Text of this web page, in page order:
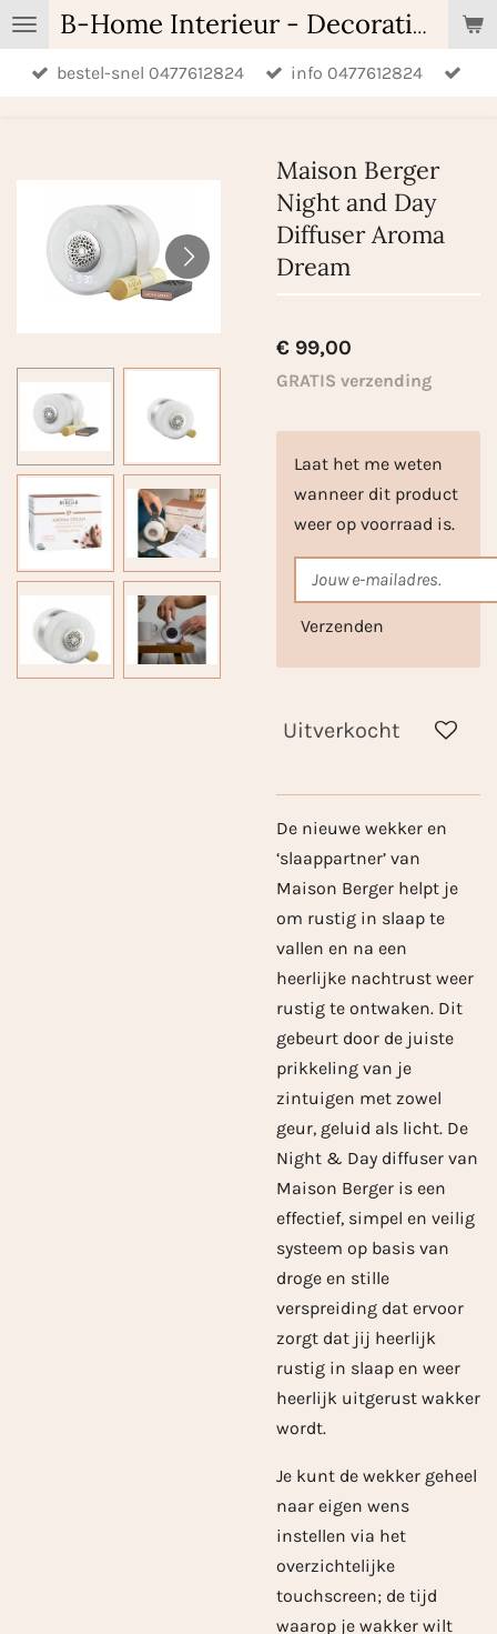
Ga
direct
naar
B-Home Interieur - Decoratie & Geschenken - Geurartikelen
bestel-snel 0477612824 info 0477612824
Maison Berger
Night and Day
Diffuser Aroma
Dream
€ 99,00
GRATIS verzending
Laat het me weten
wanneer dit product
weer op voorraad is.
Verzenden
Uitverkocht
De nieuwe wekker en
‘slaappartner’ van
Maison Berger helpt je
om rustig in slaap te
vallen en na een
heerlijke nachtrust weer
rustig te ontwaken. Dit
gebeurt door de juiste
prikkeling van je
zintuigen met zowel
geur, geluid als licht. De
Night & Day diffuser van
Maison Berger is een
effectief, simpel en veilig
systeem op basis van
droge en stille
verspreiding dat ervoor
zorgt dat jij heerlijk
rustig in slaap en weer
heerlijk uitgerust wakker
wordt.
Je kunt de wekker geheel
naar eigen wens
instellen via het
overzichtelijke
touchscreen; de tijd
waarop je wakker wilt